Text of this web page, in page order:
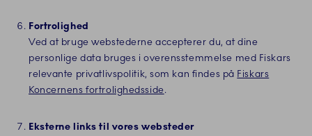
Fortrolighed
Ved at bruge webstederne accepterer du, at dine
personlige data bruges i overensstemmelse med Fiskars
relevante privatlivspolitik, som kan findes på Fiskars
Koncernens fortrolighedsside.
Eksterne links til vores websteder